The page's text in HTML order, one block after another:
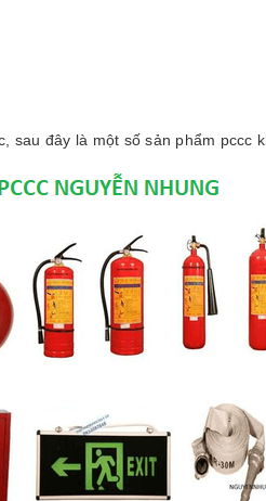
sau đây là một số sản phẩm pccc